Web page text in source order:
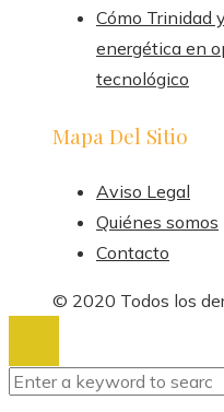
Cómo Trinidad
energética en
tecnológico
Mapa Del Sitio
Aviso Legal
Quiénes somos
Contacto
© 2020 Todos los